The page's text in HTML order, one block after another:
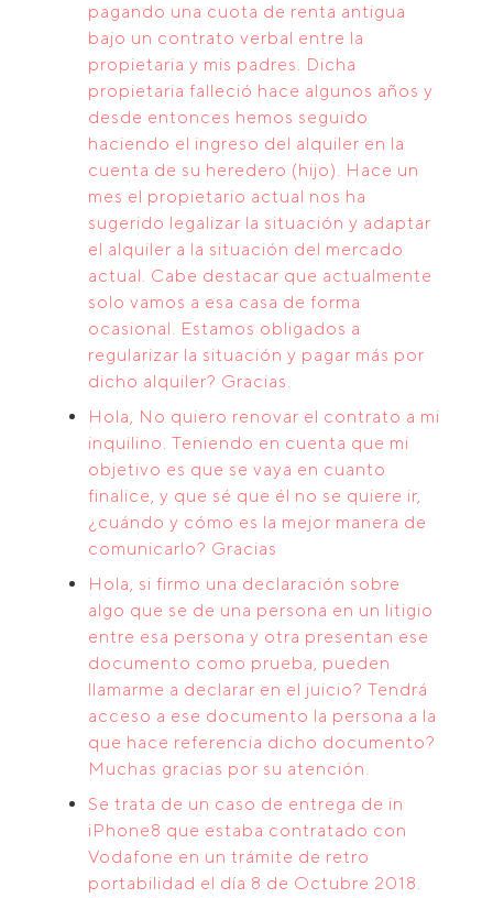
pagando una cuota de renta antigua
bajo un contrato verbal entre la
propietaria y mis padres. Dicha
propietaria falleció hace algunos años y
desde entonces hemos seguido
haciendo el ingreso del alquiler en la
cuenta de su heredero (hijo). Hace un
mes el propietario actual nos ha
sugerido legalizar la situación y adaptar
el alquiler a la situación del mercado
actual. Cabe destacar que actualmente
solo vamos a esa casa de forma
ocasional. Estamos obligados a
regularizar la situación y pagar más por
dicho alquiler? Gracias.
Hola, No quiero renovar el contrato a mi
inquilino. Teniendo en cuenta que mi
objetivo es que se vaya en cuanto
finalice, y que sé que él no se quiere ir,
¿cuándo y cómo es la mejor manera de
comunicarlo? Gracias
Hola, si firmo una declaración sobre
algo que se de una persona en un litigio
entre esa persona y otra presentan ese
documento como prueba, pueden
llamarme a declarar en el juicio? Tendrá
acceso a ese documento la persona a la
que hace referencia dicho documento?
Muchas gracias por su atención.
Se trata de un caso de entrega de in
iPhone8 que estaba contratado con
Vodafone en un trámite de retro
portabilidad el día 8 de Octubre 2018.